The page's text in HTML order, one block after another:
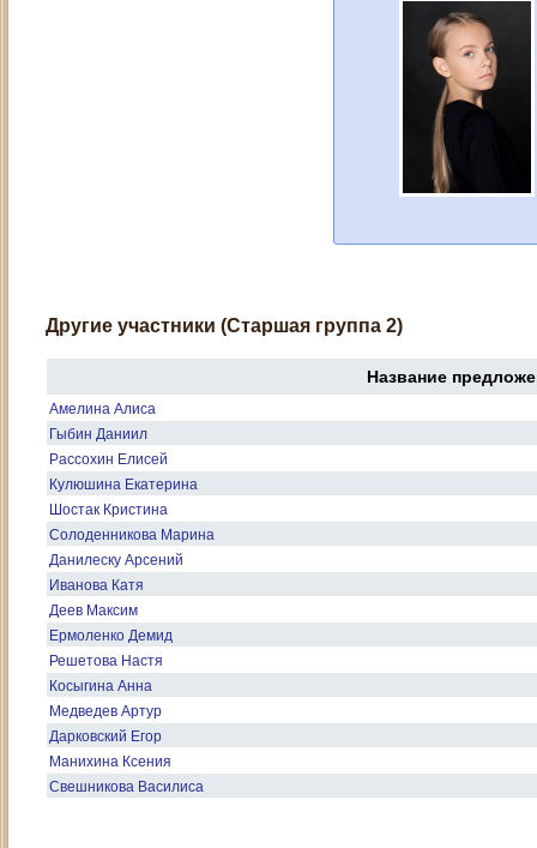
Другие участники (Старшая группа 2)
Название
Амелина Алиса
Гыбин Даниил
Рассохин Елисей
Кулюшина Екатерина
Шостак Кристина
Солоденникова Марина
Данилеску Арсений
Иванова Катя
Деев Максим
Ермоленко Демид
Решетова Настя
Косыгина Анна
Медведев Артур
Дарковский Егор
Манихина Ксения
Свешникова Василиса